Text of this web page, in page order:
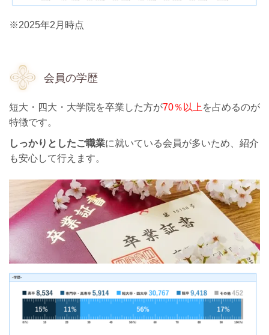
※2025年2月時点
会員の学歴
短大・四大・大学院を卒業した方が70％以上 を占めるのが
特徴です。
しっかりとしたご職業に就いている会員が多いため、紹介
も安心して行えます。